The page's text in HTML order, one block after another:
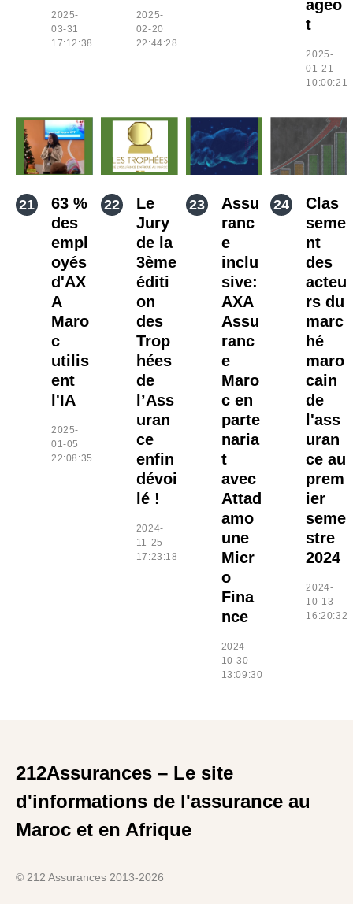
2025-
03-31
17:12:38
2025-
02-20
22:44:28
ageo
t
2025-
01-21
10:00:21
63 %
des
empl
oyés
d'AX
A
Maro
c
utilis
ent
l'IA
2025-
01-05
22:08:35
Le
Jury
de la
3ème
éditi
on
des
Trop
hées
de
l’Ass
uran
ce
enfin
dévoi
lé !
2024-
11-25
17:23:18
Assu
ranc
e
inclu
sive:
AXA
Assu
ranc
e
Maro
c en
parte
naria
t
avec
Attad
amo
une
Micr
o
Fina
nce
2024-
10-30
13:09:30
Clas
seme
nt
des
acteu
rs du
marc
hé
maro
cain
de
l'ass
uran
ce au
prem
ier
seme
stre
2024
2024-
10-13
16:20:32
212Assurances – Le site
d'informations de l'assurance au
Maroc et en Afrique
© 212 Assurances 2013-2026